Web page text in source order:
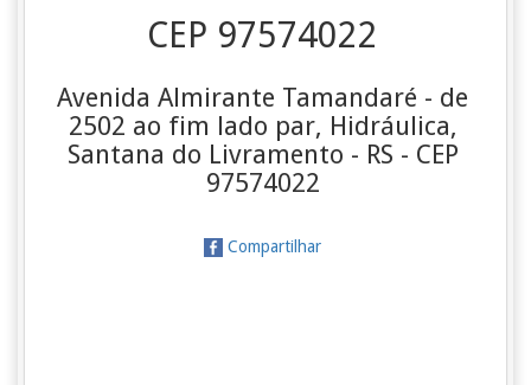
CEP 97574022
Avenida Almirante Tamandaré - de
2502 ao fim lado par, Hidráulica,
Santana do Livramento - RS - CEP
97574022
Compartilhar